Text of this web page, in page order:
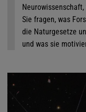
Sie fragen, was
die Naturgesetze
und was sie